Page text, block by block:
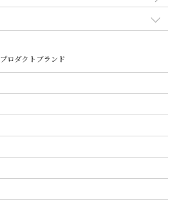
プロダクトブランド